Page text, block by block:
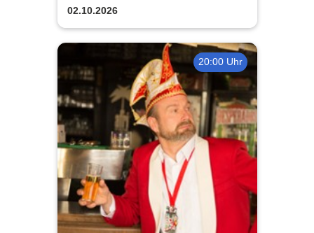
02.10.2026
20:00 Uhr